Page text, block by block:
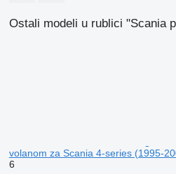
Ostali modeli u rublici "Scania
volanom za Scania 4-series (1995-
6